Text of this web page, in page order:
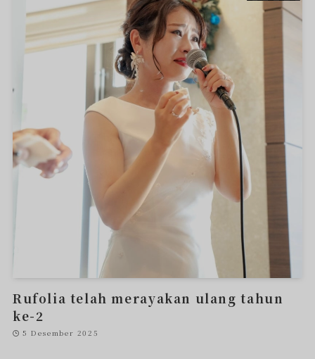
Rufolia telah merayakan ulang tahun
ke-2
5 Desember 2025